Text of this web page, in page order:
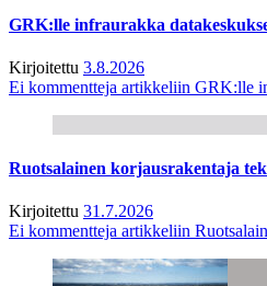
GRK:lle infraurakka
Kirjoitettu 3.8.2026
Ei kommentteja artikkeliin GRK:lle
Ruotsalainen korjausrakentaja
Kirjoitettu 31.7.2026
Ei kommentteja artikkeliin